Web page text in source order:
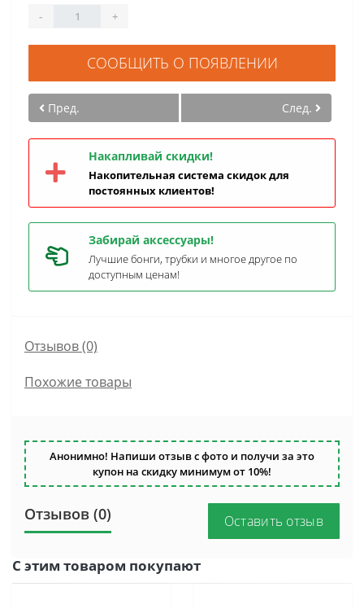
-
+
СООБЩИТЬ О ПОЯВЛЕНИИ
Пред. След.
Накапливай скидки!
Накопительная система скидок для
постоянных клиентов!
Забирай аксессуары!
Лучшие бонги, трубки и многое другое по
доступным ценам!
Отзывов (0)
Похожие товары
Анонимно! Напиши отзыв с фото и получи за это
купон на скидку минимум от 10%!
Отзывов (0) Оставить отзыв
С этим товаром покупают